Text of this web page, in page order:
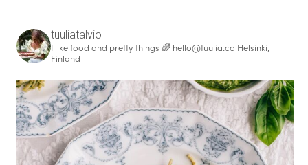
tuuliatalvio
I like food and pretty things 🌈 hello@tuulia.co Helsinki,
Finland